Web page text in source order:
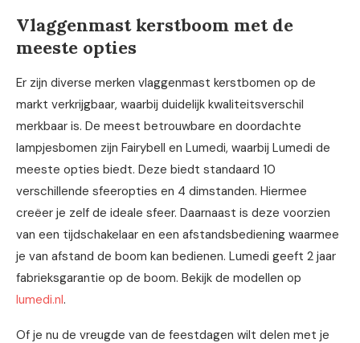
Vlaggenmast kerstboom met de
meeste opties
Er zijn diverse merken vlaggenmast kerstbomen op de
markt verkrijgbaar, waarbij duidelijk kwaliteitsverschil
merkbaar is. De meest betrouwbare en doordachte
lampjesbomen zijn Fairybell en Lumedi, waarbij Lumedi de
meeste opties biedt. Deze biedt standaard 10
verschillende sfeeropties en 4 dimstanden. Hiermee
creëer je zelf de ideale sfeer. Daarnaast is deze voorzien
van een tijdschakelaar en een afstandsbediening waarmee
je van afstand de boom kan bedienen. Lumedi geeft 2 jaar
fabrieksgarantie op de boom. Bekijk de modellen op
lumedi.nl.
Of je nu de vreugde van de feestdagen wilt delen met je